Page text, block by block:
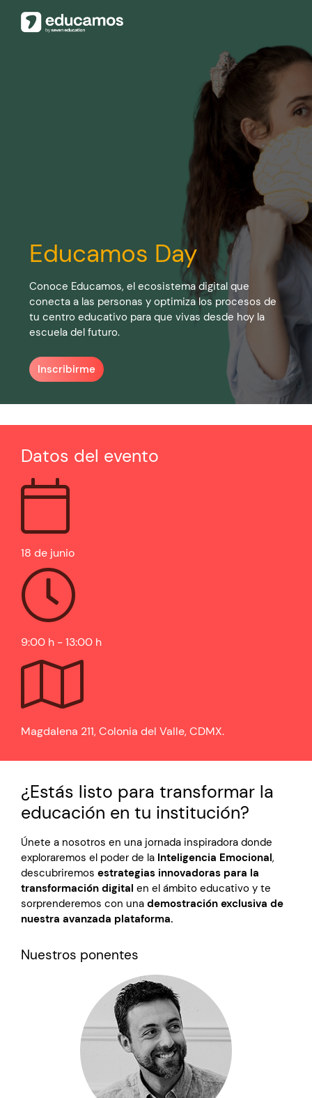
Educamos Day
Conoce Educamos, el ecosistema digital que
conecta a las personas y optimiza los procesos de
tu centro educativo para que vivas desde hoy la
escuela del futuro.
Inscribirme
Datos del evento
18 de junio
9:00 h - 13:00 h
Magdalena 211, Colonia del Valle, CDMX.
¿Estás listo para transformar la
educación en tu institución?
Únete a nosotros en una jornada inspiradora donde
exploraremos el poder de la Inteligencia Emocional,
descubriremos estrategias innovadoras para la
transformación digital en el ámbito educativo y te
sorprenderemos con una demostración exclusiva de
nuestra avanzada plataforma.
Nuestros ponentes